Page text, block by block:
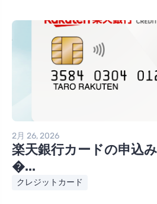
2月 26, 2026
楽天銀行カードの申込
�...
クレジットカード